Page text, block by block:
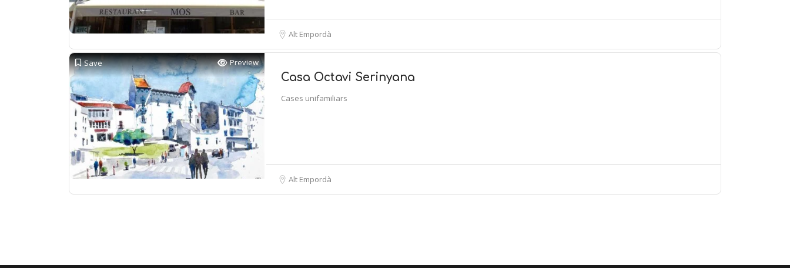
Alt Empordà
Save Preview
Casa Octavi Serinyana
Cases unifamiliars
Alt Empordà